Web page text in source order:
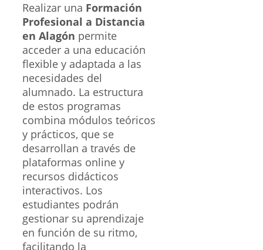
Realizar una Formación
Profesional a Distancia
en Alagón permite
acceder a una educación
flexible y adaptada a las
necesidades del
alumnado. La estructura
de estos programas
combina módulos teóricos
y prácticos, que se
desarrollan a través de
plataformas online y
recursos didácticos
interactivos. Los
estudiantes podrán
gestionar su aprendizaje
en función de su ritmo,
facilitando la